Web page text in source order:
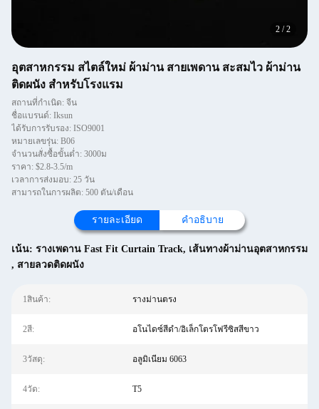
2 /2
อุตสาหกรรม สไตล์ใหม่ ผ้าม่าน สายเพดาน สะสมไว ผ้าม่าน
ติดผนัง สําหรับโรงแรม
สถานที่กำเนิด: จีน
ชื่อแบรนด์: Iksun
ได้รับการรับรอง: ISO9001
หมายเลขรุ่น: B06
จำนวนสั่งซื้อขั้นต่ำ: 3000ม
ราคา: $2.8-3.5/m
เวลาการส่งมอบ: 25 วัน
สามารถในการผลิต: 500 ตัน/เดือน
รายละเอียด คำอธิบาย
เน้น: รางเพดาน Fast Fit Curtain Track, เส้นทางผ้าม่านอุตสาหกรรม
, สายลวดติดผนัง
1สินค้า: รางม่านตรง
2สี: อโนไดซ์สีดำ/อิเล็กโตรโฟรีซิสสีขาว
3วัสดุ: อลูมิเนียม 6063
4วัด: T5